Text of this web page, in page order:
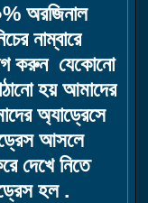
অরজিনাল
নাম্বারে
করুন যেকোনো
হয় আমাদের
অ্যাড্রেসে
আসলে
দেখে নিতে
হল .